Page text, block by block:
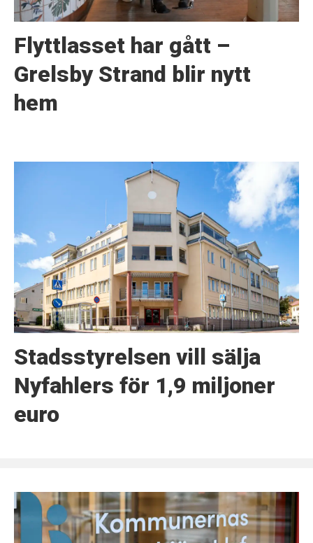
Flyttlasset har gått –
Grelsby Strand blir nytt
hem
Stadsstyrelsen vill sälja
Nyfahlers för 1,9 miljoner
euro